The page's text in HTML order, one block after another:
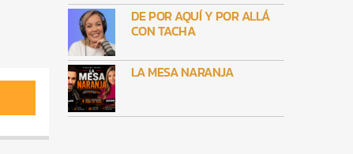
DE POR AQUÍ Y POR ALLÁ
CON TACHA
LA MESA NARANJA